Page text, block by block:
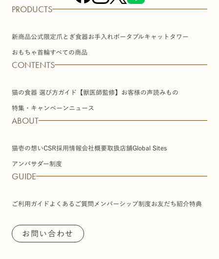
PRODUCTS
新商品公式限定 爪とぎ食器お手入れポータブル キャットタワー
おもちゃ首輪すべての商品
CONTENTS
猫の食器 選び方ガイド【獣医師監修】 お客様の声読みもの
特集・キャンペーンニュース
ABOUT
猫壱の想いCSR採用情報会社概要取扱店舗Global Sites
アンバサダー制度
GUIDE
ご利用ガイド よくあるご質問 メンバーシップ制度お友だち紹介特典
お問い合わせ